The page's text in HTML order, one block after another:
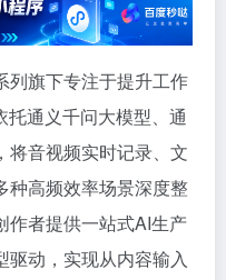
列旗下专注于提升工作
通义千问大模型、通
将音视频实时记录、文
种高频效率场景深度整
作者提供一站式AI生产
驱动，实现从内容输入